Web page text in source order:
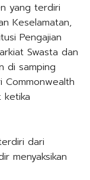
yang terdiri
Keselamatan,
Pengajian
Swasta dan
di samping
ketika
dari
menyaksikan